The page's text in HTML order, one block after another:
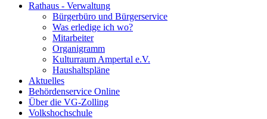
Rathaus - Verwaltung
Bürgerbüro und Bürgerservice
Was erledige ich wo?
Mitarbeiter
Organigramm
Kulturraum Ampertal e.V.
Haushaltspläne
Aktuelles
Behördenservice Online
Über die VG-Zolling
Volkshochschule